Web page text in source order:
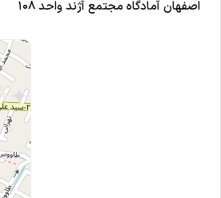
اصفهان آمادگاه مجتمع آژند واحد ۱۰۸